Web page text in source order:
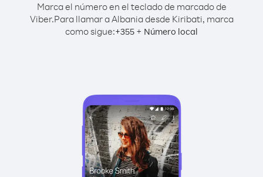
Marca el número en el teclado de marcado de
Viber.Para llamar a Albania desde Kiribati, marca
como sigue:+355 + Número local